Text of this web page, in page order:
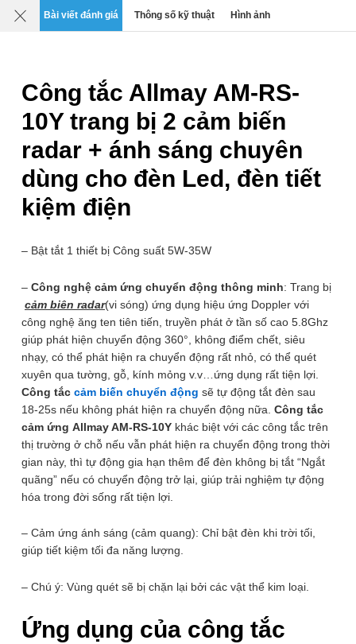
Mô tả Chi tiết Đánh giá SP liên quan
Bài viết đánh giá Thông số kỹ thuật Hình ảnh
Công tắc Allmay AM-RS-
10Y trang bị 2 cảm biến
radar + ánh sáng chuyên
dùng cho đèn Led, đèn tiết
kiệm điện
– Bật tắt 1 thiết bị Công suất 5W-35W
– Công nghệ cảm ứng chuyển động thông minh: Trang bị
cảm biên radar(vi sóng) ứng dụng hiệu ứng Doppler với
công nghệ ăng ten tiên tiến, truyền phát ở tần số cao 5.8Ghz
giúp phát hiện chuyển động 360°, không điểm chết, siêu
nhạy, có thể phát hiện ra chuyển động rất nhỏ, có thể quét
xuyên qua tường, gỗ, kính mỏng v.v…ứng dụng rất tiện lợi.
Công tắc cảm biến chuyển động sẽ tự động tắt đèn sau
18-25s nếu không phát hiện ra chuyển động nữa. Công tắc
cảm ứng Allmay AM-RS-10Y khác biệt với các công tắc trên
thị trường ở chỗ nếu vẫn phát hiện ra chuyển động trong thời
gian này, thì tự động gia hạn thêm để đèn không bị tắt “Ngắt
quãng” nếu có chuyển động trở lại, giúp trải nghiệm tự động
hóa trong đời sống rất tiện lợi.
– Cảm ứng ánh sáng (cảm quang): Chỉ bật đèn khi trời tối,
giúp tiết kiệm tối đa năng lượng.
– Chú ý: Vùng quét sẽ bị chặn lại bởi các vật thể kim loại.
Ứng dụng của công tắc
Công tắc cảm biến radar vi sóng + ánh
sáng Allmay AM-RS-10Y
Xuất xứ: Trung Quốc
Mã SP:AM-RS-10Y